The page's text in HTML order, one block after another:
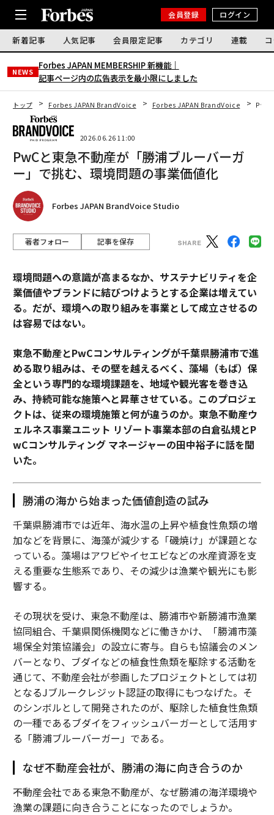
会員登録 ログイン
新着記事 人気記事 会員限定記事 カテゴリ 連載
NEWS
Forbes JAPAN MEMBERSHIP 新機能｜
記事ページ内の広告表示を最小限にしました
トップ Forbes JAPAN BrandVoice Forbes JAPAN BrandVoice PwC
2026.06.26 11:00
PwCと東急不動産が「勝浦ブルーバーガ
ー」で挑む、環境問題の事業価値化
Forbes JAPAN BrandVoice Studio
著者フォロー 記事を保存
環境問題への意識が高まるなか、サステナビリティを企
業価値やブランドに結びつけようとする企業は増えてい
る。だが、環境への取り組みを事業として成立させるの
は容易ではない。
東急不動産とPwCコンサルティングが千葉県勝浦市で進
める取り組みは、その壁を越えるべく、藻場（もば）保
全という専門的な環境課題を、地域や観光客を巻き込
み、持続可能な施策へと昇華させている。このプロジェ
クトは、従来の環境施策と何が違うのか。東急不動産ウ
ェルネス事業ユニット リゾート事業本部の白倉弘規とP
wCコンサルティング マネージャーの田中裕子に話を聞
いた。
勝浦の海から始まった価値創造の試み
千葉県勝浦市では近年、海水温の上昇や植食性魚類の増
加などを背景に、海藻が減少する「磯焼け」が課題とな
っている。藻場はアワビやイセエビなどの水産資源を支
える重要な生態系であり、その減少は漁業や観光にも影
響する。
その現状を受け、東急不動産は、勝浦市や新勝浦市漁業
協同組合、千葉県関係機関などに働きかけ、「勝浦市藻
場保全対策協議会」の設立に寄与。自らも協議会のメン
バーとなり、ブダイなどの植食性魚類を駆除する活動を
通じて、不動産会社が参画したプロジェクトとしては初
となるJブルークレジット認証の取得にもつなげた。そ
のシンボルとして開発されたのが、駆除した植食性魚類
の一種であるブダイをフィッシュバーガーとして活用す
る「勝浦ブルーバーガー」である。
なぜ不動産会社が、勝浦の海に向き合うのか
――不動産会社である東急不動産が、なぜ勝浦の海洋環境や
漁業の課題に向き合うことになったのでしょうか。